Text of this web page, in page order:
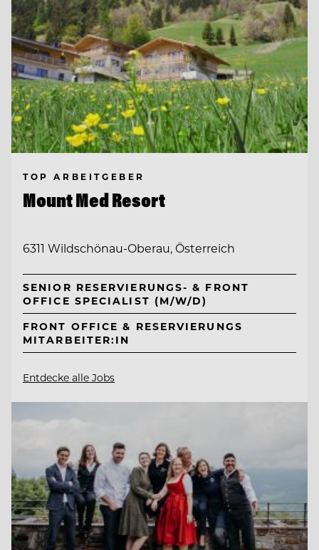
TOP ARBEITGEBER
Mount Med Resort
6311 Wildschönau-Oberau, Österreich
SENIOR RESERVIERUNGS- & FRONT
OFFICE SPECIALIST (M/W/D)
FRONT OFFICE & RESERVIERUNGS
MITARBEITER:IN
Entdecke alle Jobs